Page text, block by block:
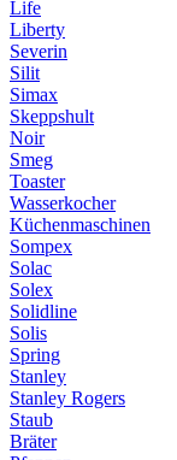
Life
Liberty
Severin
Silit
Simax
Skeppshult
Noir
Smeg
Toaster
Wasserkocher
Küchenmaschinen
Sompex
Solac
Solex
Solidline
Solis
Spring
Stanley
Stanley Rogers
Staub
Bräter